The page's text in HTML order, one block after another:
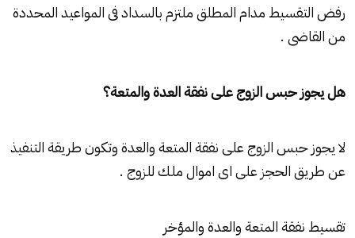
رفض التقسيط مدام المطلق ملتزم بالسداد فى المواعيد المحددة
من القاضى .
هل يجوز حبس الزوج على نفقة العدة والمتعة؟
لا يجوز حبس الزوج على نفقة المتعة والعدة وتكون طريقة التنفيذ
عن طريق الحجز على اى اموال ملك للزوج .
تقسيط نفقة المتعة والعدة والمؤخر